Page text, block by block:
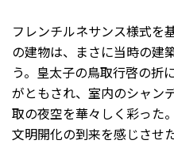
フレンチルネサンス様式を
の建物は、まさに当時の建
う。皇太子の鳥取行啓の折
がともされ、室内のシャン
取の夜空を華々しく彩った
文明開化の到来を感じさせ